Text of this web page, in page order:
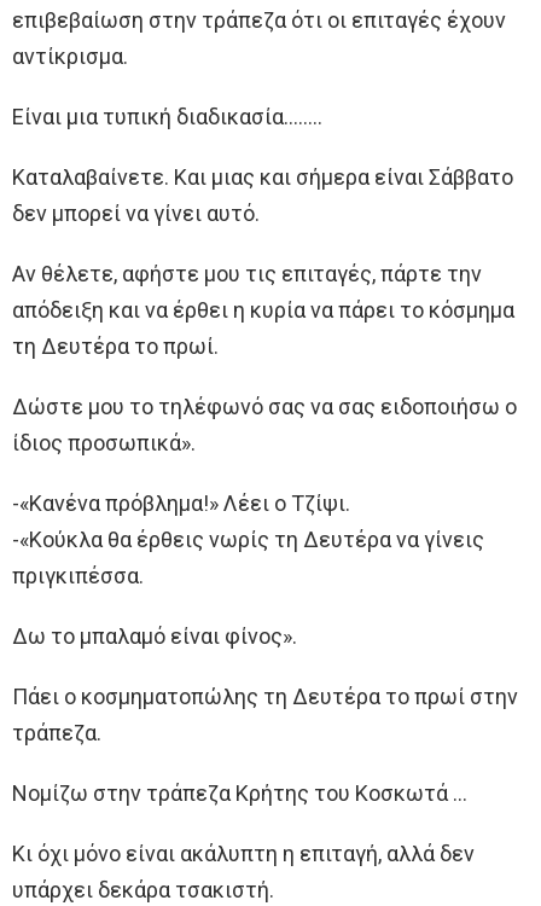
επιβεβαίωση στην τράπεζα ότι οι επιταγές έχουν
αντίκρισμα.
Είναι μια τυπική διαδικασία……..
Καταλαβαίνετε. Και μιας και σήμερα είναι Σάββατο
δεν μπορεί να γίνει αυτό.
Αν θέλετε, αφήστε μου τις επιταγές, πάρτε την
απόδειξη και να έρθει η κυρία να πάρει το κόσμημα
τη Δευτέρα το πρωί.
Δώστε μου το τηλέφωνό σας να σας ειδοποιήσω ο
ίδιος προσωπικά».
-«Κανένα πρόβλημα!» Λέει ο Τζίψι.
-«Κούκλα θα έρθεις νωρίς τη Δευτέρα να γίνεις
πριγκιπέσσα.
Δω το μπαλαμό είναι φίνος».
Πάει ο κοσμηματοπώλης τη Δευτέρα το πρωί στην
τράπεζα.
Νομίζω στην τράπεζα Κρήτης του Κοσκωτά …
Κι όχι μόνο είναι ακάλυπτη η επιταγή, αλλά δεν
υπάρχει δεκάρα τσακιστή.